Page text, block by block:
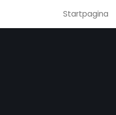
Startpagina